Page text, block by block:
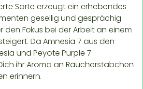
Sorte erzeugt ein erhebendes
gesellig und gesprächig
den Fokus bei der Arbeit an einem
Da Amnesia 7 aus den
und Peyote Purple 7
ihr Aroma an Räucherstäbchen
erinnern.